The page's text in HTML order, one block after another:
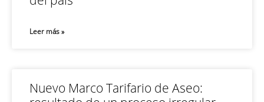
Leer más »
Nuevo Marco Tarifario de Aseo: